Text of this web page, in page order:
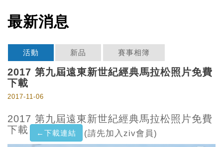
最新消息
活動 新品 賽事相簿
2017 第九屆遠東新世紀經典馬拉松照片免費
下載
2017-11-06
2017 第九屆遠東新世紀經典馬拉松照片免費
下載
←下載連結 (請先加入ziv會員)